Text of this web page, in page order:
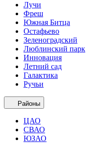
Лучи
Фреш
Южная Битца
Остафьево
Зеленоградский
Люблинский парк
Инновация
Летний сад
Галактика
Ручьи
Районы
ЦАО
СВАО
ЮЗАО